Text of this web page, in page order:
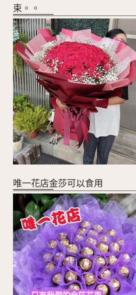
束。。
唯一花店金莎可以食用